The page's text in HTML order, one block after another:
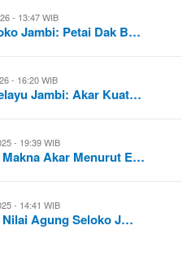
- 13:47 WIB
Jambi: Petai Dak B…
- 16:20 WIB
Jambi: Akar Kuat…
- 19:39 WIB
Akar Menurut E…
- 14:41 WIB
Agung Seloko J…